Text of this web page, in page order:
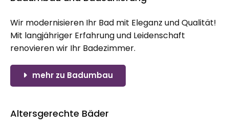
Wir modernisieren Ihr Bad mit Eleganz und Qualität!
Mit langjähriger Erfahrung und Leidenschaft
renovieren wir Ihr Badezimmer.
mehr zu Badumbau
Altersgerechte Bäder